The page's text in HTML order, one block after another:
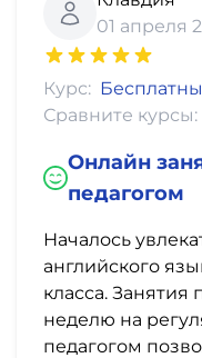
01 апреля
Курс:
Сравните курсы:
Онлайн
педагогом
Началось
английского
класса. Занятия
неделю на
педагогом